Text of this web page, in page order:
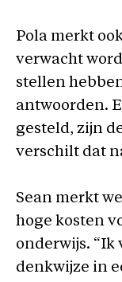
Pola merkt
verwacht
stellen
antwoorden.
gesteld, zijn
verschilt dat
Sean merkt
hoge kosten
onderwijs. “Ik
denkwijze in